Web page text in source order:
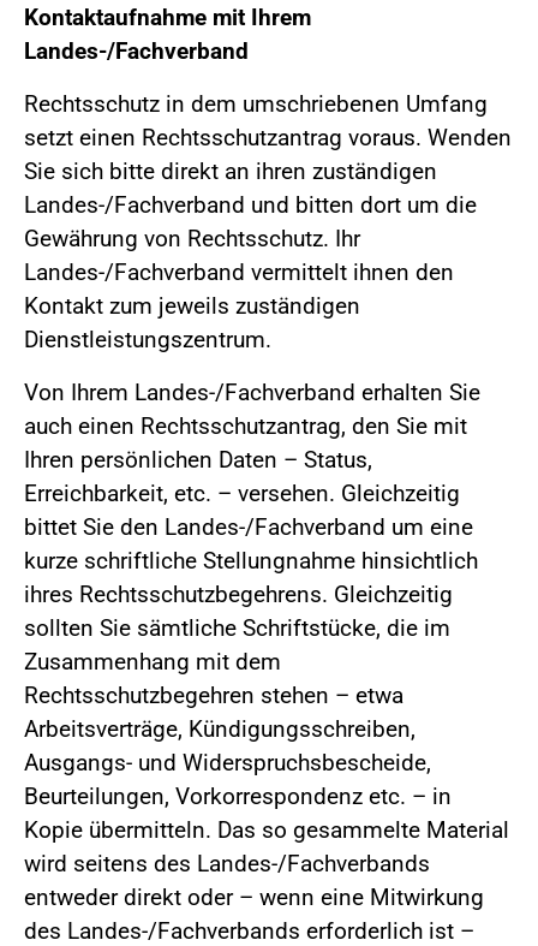
Kontaktaufnahme mit Ihrem
Landes-/Fachverband
Rechtsschutz in dem umschriebenen Umfang
setzt einen Rechtsschutzantrag voraus. Wenden
Sie sich bitte direkt an ihren zuständigen
Landes-/Fachverband und bitten dort um die
Gewährung von Rechtsschutz. Ihr
Landes-/Fachverband vermittelt ihnen den
Kontakt zum jeweils zuständigen
Dienstleistungszentrum.
Von Ihrem Landes-/Fachverband erhalten Sie
auch einen Rechtsschutzantrag, den Sie mit
Ihren persönlichen Daten – Status,
Erreichbarkeit, etc. – versehen. Gleichzeitig
bittet Sie den Landes-/Fachverband um eine
kurze schriftliche Stellungnahme hinsichtlich
ihres Rechtsschutzbegehrens. Gleichzeitig
sollten Sie sämtliche Schriftstücke, die im
Zusammenhang mit dem
Rechtsschutzbegehren stehen – etwa
Arbeitsverträge, Kündigungsschreiben,
Ausgangs- und Widerspruchsbescheide,
Beurteilungen, Vorkorrespondenz etc. – in
Kopie übermitteln. Das so gesammelte Material
wird seitens des Landes-/Fachverbands
entweder direkt oder – wenn eine Mitwirkung
des Landes-/Fachverbands erforderlich ist –